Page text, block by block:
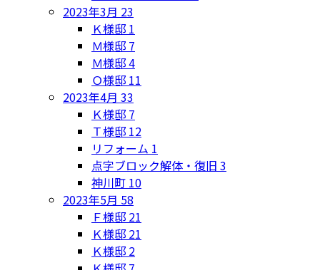
2023年3月 23
Ｋ様邸 1
Ｍ様邸 7
Ｍ様邸4
Ｏ様邸 11
2023年4月 33
Ｋ様邸 7
Ｔ様邸 12
リフォーム 1
点字ブロック解体・復旧 3
神川町 10
2023年5月 58
Ｆ様邸 21
Ｋ様邸 21
Ｋ様邸 2